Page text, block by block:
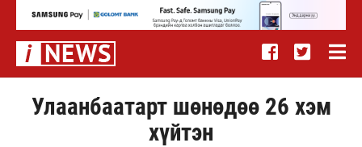
Улаанбаатарт шөнөдөө 26 хэм
хүйтэн